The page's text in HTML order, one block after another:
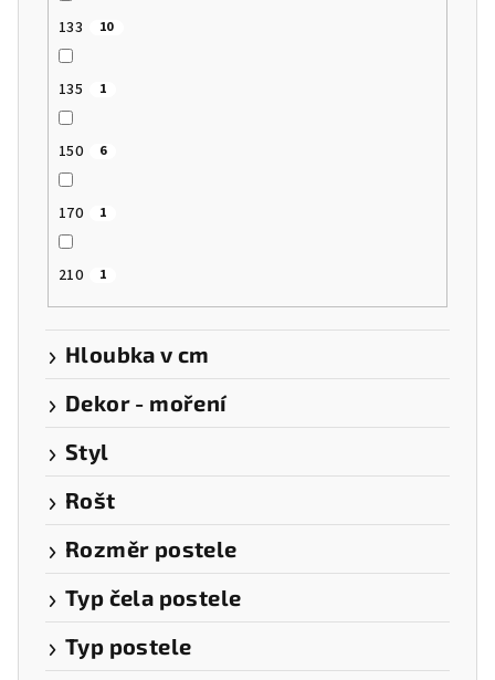
133 10
135 1
150 6
170 1
210 1
Hloubka v cm
Dekor - moření
Styl
Rošt
Rozměr postele
Typ čela postele
Typ postele